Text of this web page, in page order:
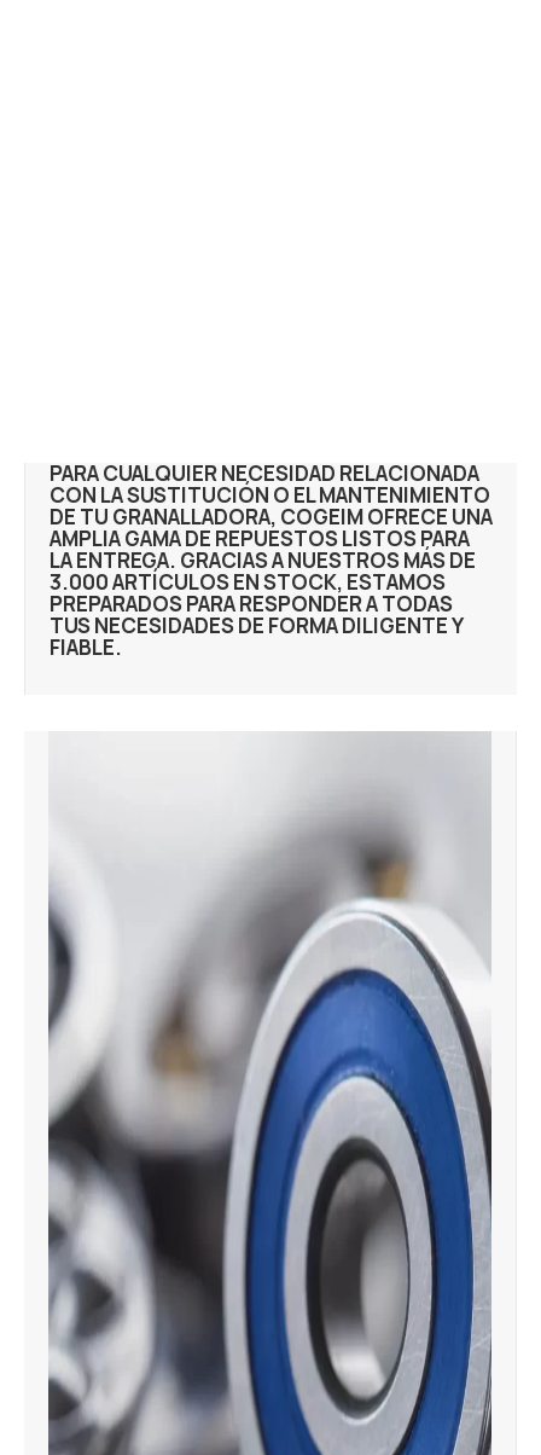
PARA CUALQUIER NECESIDAD RELACIONADA
CON LA SUSTITUCIÓN O EL MANTENIMIENTO
DE TU GRANALLADORA, COGEIM OFRECE UNA
AMPLIA GAMA DE REPUESTOS LISTOS PARA
LA ENTREGA. GRACIAS A NUESTROS MÁS DE
3.000 ARTÍCULOS EN STOCK, ESTAMOS
PREPARADOS PARA RESPONDER A TODAS
TUS NECESIDADES DE FORMA DILIGENTE Y
FIABLE.